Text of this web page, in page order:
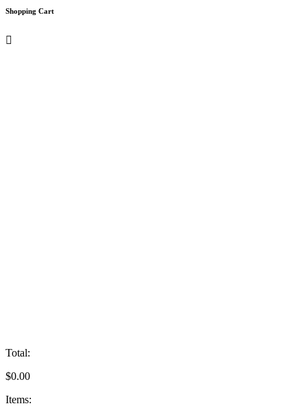
Shopping Cart
Total:
$0.00
Items: